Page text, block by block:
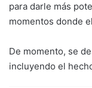
para darle más
momentos donde
De momento, se
incluyendo el